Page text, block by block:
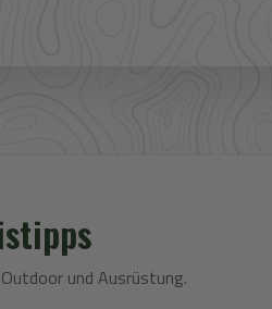
und Ausrüstung.